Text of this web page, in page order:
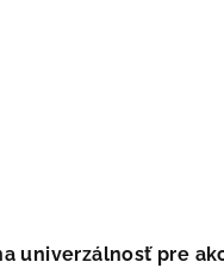
univerzálnosť pre